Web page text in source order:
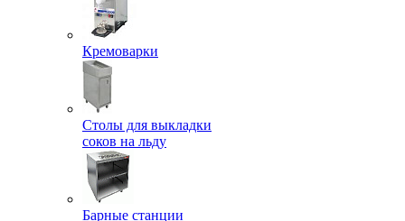
Кремоварки
Столы для выкладки
соков на льду
Барные станции